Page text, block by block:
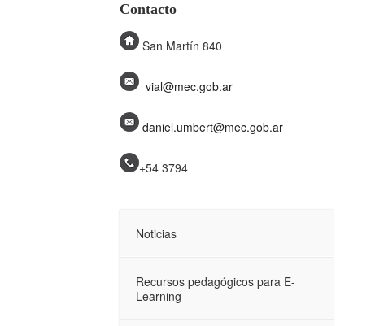
Contacto
San Martín 840
vial@mec.gob.ar
daniel.umbert@mec.gob.ar
+54 3794
Noticias
Recursos pedagógicos para E-
Learning